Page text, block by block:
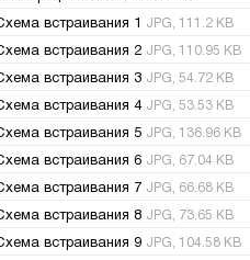
встраивания 1 JPG, 111.2 KB
встраивания 2 JPG, 110.95 KB
встраивания 3 JPG, 54.72 KB
встраивания 4 JPG, 53.53 KB
встраивания 5 JPG, 136.96 KB
встраивания 6 JPG, 67.04 KB
встраивания 7 JPG, 66.68 KB
встраивания 8 JPG, 73.65 KB
встраивания 9 JPG, 104.58 KB